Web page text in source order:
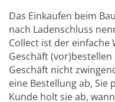
Das Einkaufen beim
nach Ladenschluss
Collect ist der einfache
Geschäft
Geschäft nicht
eine Bestellung ab, Sie
Kunde holt sie ab,